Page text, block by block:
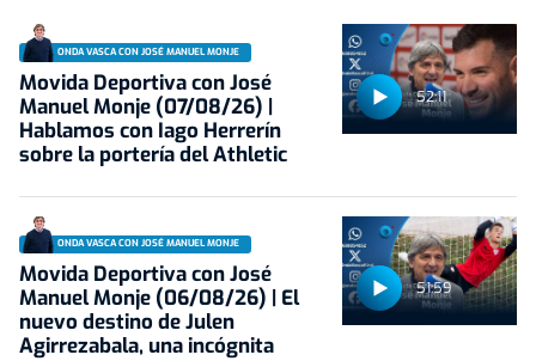
52:11
ONDA VASCA CON JOSÉ MANUEL MONJE
Movida Deportiva con José
Manuel Monje (07/08/26) |
Hablamos con Iago Herrerín
sobre la portería del Athletic
51:59
ONDA VASCA CON JOSÉ MANUEL MONJE
Movida Deportiva con José
Manuel Monje (06/08/26) | El
nuevo destino de Julen
Agirrezabala, una incógnita